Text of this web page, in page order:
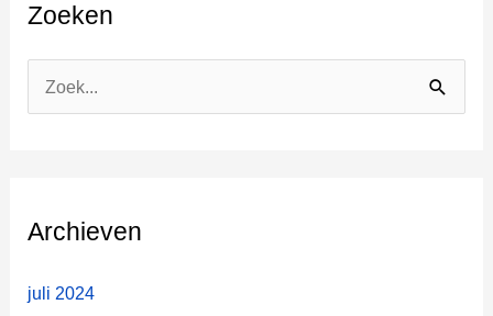
Zoeken
o
a
Archieven
juli 2024